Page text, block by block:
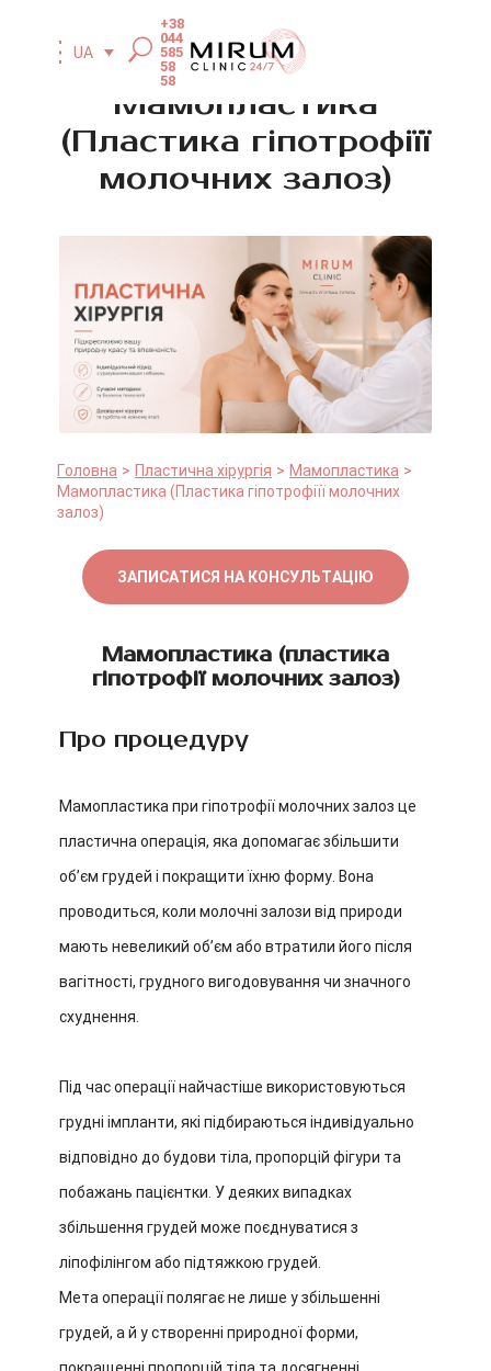
UA
+38
044
585
58
58
Мамопластика
(Пластика гіпотрофіїї
молочних залоз)
Головна Пластична хірургія
Мамопластика
Мамопластика (Пластика гіпотрофіїї молочних
залоз)
ЗАПИСАТИСЯ НА КОНСУЛЬТАЦІЮ
Мамопластика (пластика
гіпотрофії молочних залоз)
Про процедуру
Мамопластика при гіпотрофії молочних залоз це
пластична операція, яка допомагає збільшити
об’єм грудей і покращити їхню форму. Вона
проводиться, коли молочні залози від природи
мають невеликий об’єм або втратили його після
вагітності, грудного вигодовування чи значного
схуднення.
Під час операції найчастіше використовуються
грудні імпланти, які підбираються індивідуально
відповідно до будови тіла, пропорцій фігури та
побажань пацієнтки. У деяких випадках
збільшення грудей може поєднуватися з
ліпофілінгом або підтяжкою грудей.
Мета операції полягає не лише у збільшенні
грудей, а й у створенні природної форми,